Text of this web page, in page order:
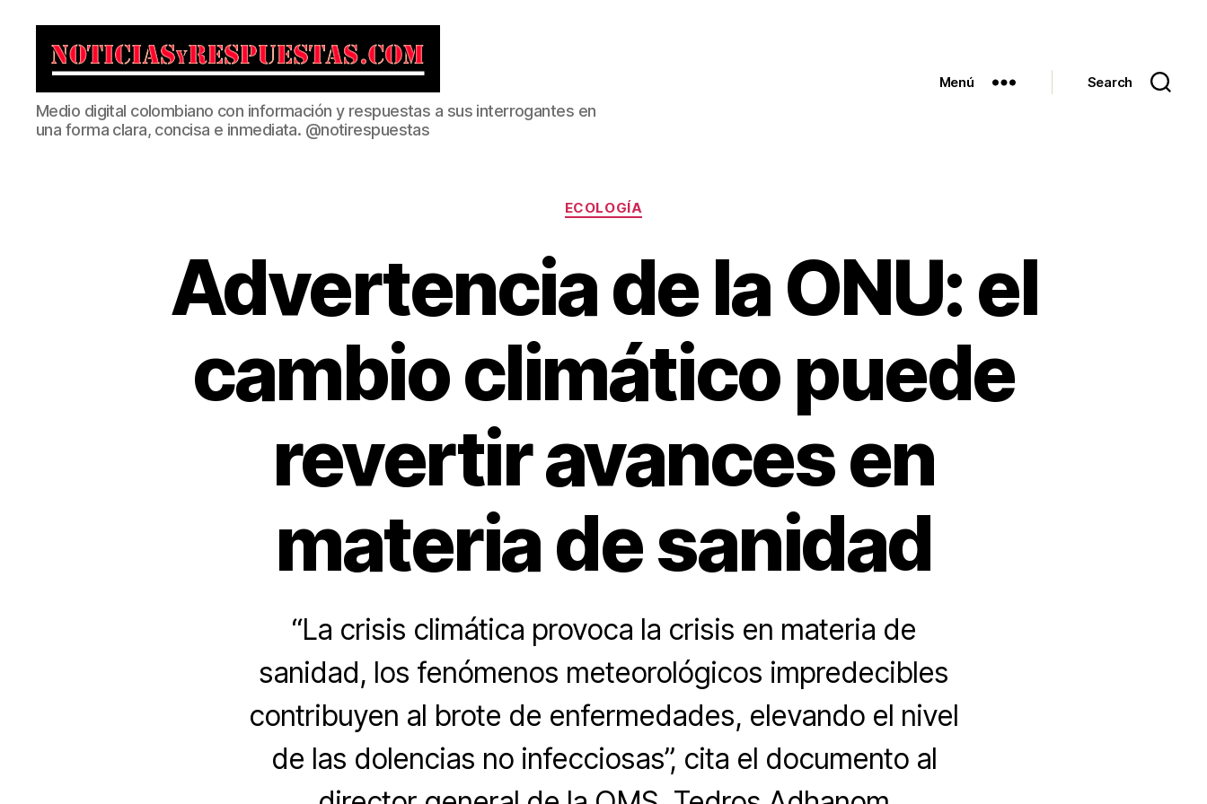
Noticias
y
Respuestas
Medio digital colombiano con información y respuestas a sus interrogantes en
una forma clara, concisa e inmediata. @notirespuestas
Menú Search
Categorías
ECOLOGÍA
Advertencia de la ONU: el
cambio climático puede
revertir avances en
materia de sanidad
“La crisis climática provoca la crisis en materia de
sanidad, los fenómenos meteorológicos impredecibles
contribuyen al brote de enfermedades, elevando el nivel
de las dolencias no infecciosas”, cita el documento al